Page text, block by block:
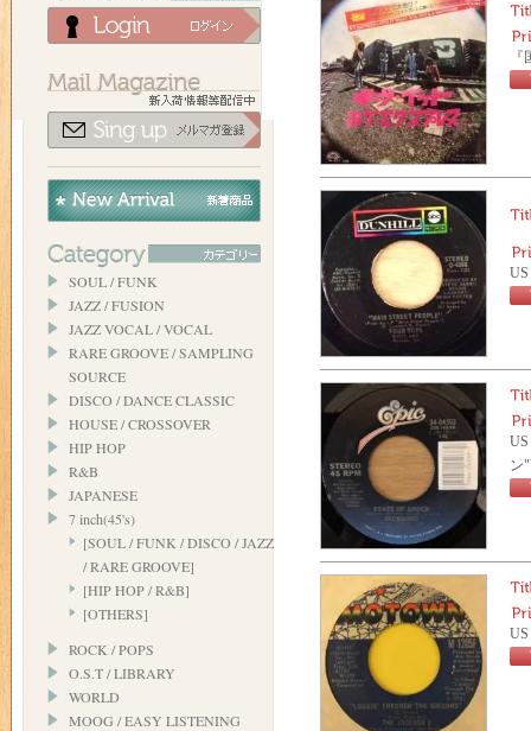
SOUL / FUNK
JAZZ / FUSION
JAZZ VOCAL / VOCAL
RARE GROOVE / SAMPLING
SOURCE
DISCO / DANCE CLASSIC
HOUSE / CROSSOVER
HIP HOP
R&B
JAPANESE
7 inch(45's)
[SOUL / FUNK / DISCO / JAZZ
/ RARE GROOVE]
[HIP HOP / R&B]
[OTHERS]
ROCK / POPS
O.S.T / LIBRARY
WORLD
MOOG / EASY LISTENING
ン